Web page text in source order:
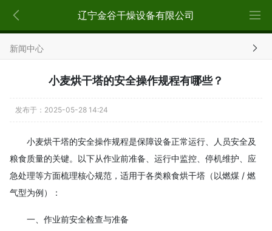
辽宁金谷干燥设备有限公司
新闻中心
小麦烘干塔的安全操作规程有哪些？
发布于：2025-05-28 14:24
小麦烘干塔的安全操作规程是保障设备正常运行、人员安全及
粮食质量的关键。以下从作业前准备、运行中监控、停机维护、应
急处理等方面梳理核心规范，适用于各类粮食烘干塔（以燃煤 / 燃
气型为例）：
一、作业前安全检查与准备